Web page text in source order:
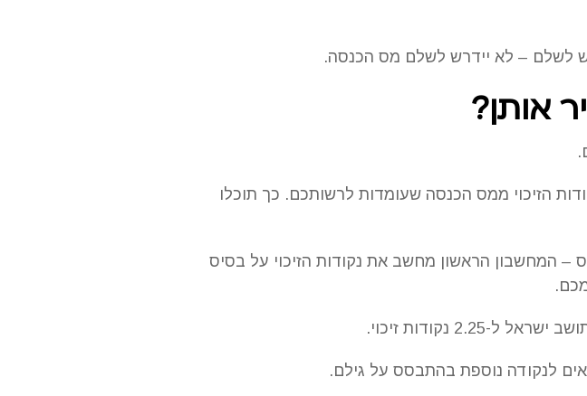
לשלם – לא יידרש לשלם מס הכנסה.
אותן?
הזיכוי ממס הכנסה שעומדות לרשותכם. כך תוכלו
– המחשבון הראשון מחשב את נקודות הזיכוי על בסיס
נקודות זיכוי.